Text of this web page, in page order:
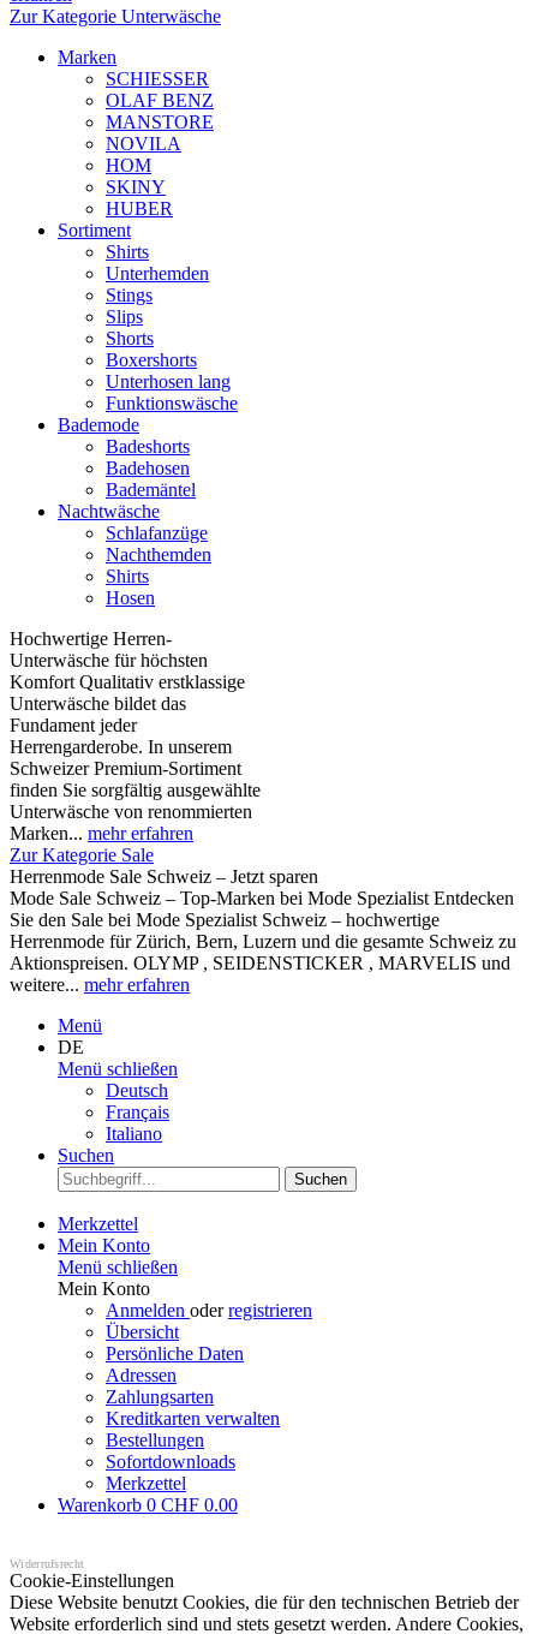
Zur Kategorie Unterwäsche
Marken
SCHIESSER
OLAF BENZ
MANSTORE
NOVILA
HOM
SKINY
HUBER
Sortiment
Shirts
Unterhemden
Stings
Slips
Shorts
Boxershorts
Unterhosen lang
Funktionswäsche
Bademode
Badeshorts
Badehosen
Bademäntel
Nachtwäsche
Schlafanzüge
Nachthemden
Shirts
Hosen
Hochwertige Herren-
Unterwäsche für höchsten
Komfort Qualitativ erstklassige
Unterwäsche bildet das
Fundament jeder
Herrengarderobe. In unserem
Schweizer Premium-Sortiment
finden Sie sorgfältig ausgewählte
Unterwäsche von renommierten
Marken... mehr erfahren
Zur Kategorie Sale
Herrenmode Sale Schweiz – Jetzt sparen
Mode Sale Schweiz – Top-Marken bei Mode Spezialist Entdecken
Sie den Sale bei Mode Spezialist Schweiz – hochwertige
Herrenmode für Zürich, Bern, Luzern und die gesamte Schweiz zu
Aktionspreisen. OLYMP , SEIDENSTICKER , MARVELIS und
weitere... mehr erfahren
Menü
DE
Menü schließen
Deutsch
Français
Italiano
Suchen
Suchen
Merkzettel
Mein Konto
Menü schließen
Mein Konto
Anmelden oderregistrieren
Übersicht
Persönliche Daten
Adressen
Zahlungsarten
Kreditkarten verwalten
Bestellungen
Sofortdownloads
Merkzettel
Warenkorb 0 CHF 0.00
Widerrufsrecht
Cookie-Einstellungen
Diese Website benutzt Cookies, die für den technischen Betrieb der
Website erforderlich sind und stets gesetzt werden. Andere Cookies,